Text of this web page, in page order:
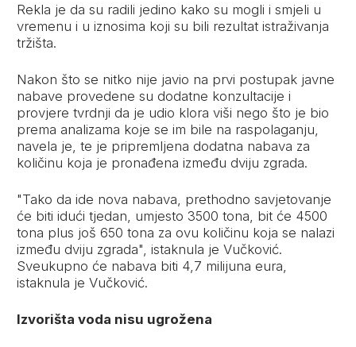
Rekla je da su radili jedino kako su mogli i smjeli u
vremenu i u iznosima koji su bili rezultat istraživanja
tržišta.
Nakon što se nitko nije javio na prvi postupak javne
nabave provedene su dodatne konzultacije i
provjere tvrdnji da je udio klora viši nego što je bio
prema analizama koje se im bile na raspolaganju,
navela je, te je pripremljena dodatna nabava za
količinu koja je pronađena između dviju zgrada.
"Tako da ide nova nabava, prethodno savjetovanje
će biti idući tjedan, umjesto 3500 tona, bit će 4500
tona plus još 650 tona za ovu količinu koja se nalazi
između dviju zgrada", istaknula je Vučković.
Sveukupno će nabava biti 4,7 milijuna eura,
istaknula je Vučković.
Izvorišta voda nisu ugrožena